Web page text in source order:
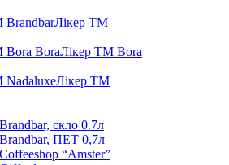
Лікер ТМ
Лікер ТМ Bora
Лікер ТМ
скло 0.7л
ПЕТ 0,7л
“Amster”